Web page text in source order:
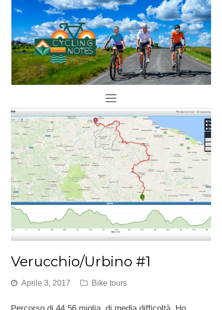
Open
Mobile
Menu
Verucchio/Urbino #1
Aprile 3, 2017 Bike tours